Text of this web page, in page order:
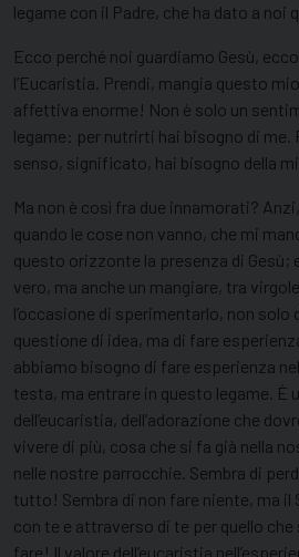
legame con il Padre, che ha dato a noi
Ecco perché noi guardiamo Gesù,
l’Eucaristia. Prendi, mangia questo
affettiva enorme! Non è solo un
legame: per nutrirti hai bisogno di me.
senso, significato, hai bisogno della
Ma non è così fra due innamorati?
quando le cose non vanno, che mi
questo orizzonte la presenza di Gesù;
vero, ma anche un mangiare, tra
l’occasione di sperimentarlo, non solo
questione di idea, ma di fare
abbiamo bisogno di fare esperienza
testa, ma entrare in questo legame. È
dell’eucaristia, dell’adorazione che
vivere di più, cosa che si fa già nella
nelle nostre parrocchie. Sembra di
tutto! Sembra di non fare niente, ma il
con te e attraverso di te per quello
fare! Il valore dell’eucaristia